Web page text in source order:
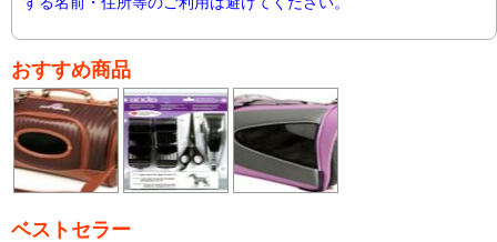
おすすめ商品
ベストセラー